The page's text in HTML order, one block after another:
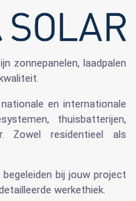
zonnepanelen, laadpalen
en internationale
, thuisbatterijen,
Zowel residentieel als
bij jouw project
werkethiek.